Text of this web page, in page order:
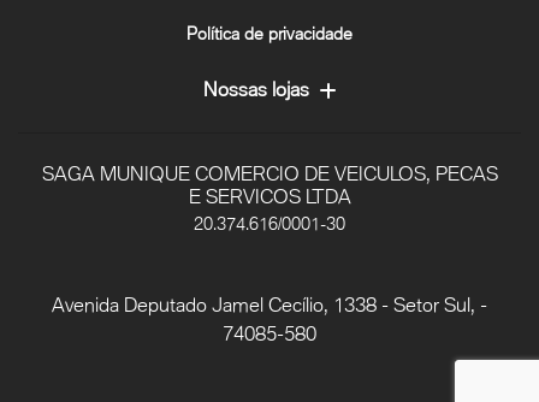
Política de privacidade
Nossas lojas
SAGA MUNIQUE COMERCIO DE VEICULOS, PECAS
E SERVICOS LTDA
20.374.616/0001-30
Avenida Deputado Jamel Cecílio, 1338 - Setor Sul, -
74085-580